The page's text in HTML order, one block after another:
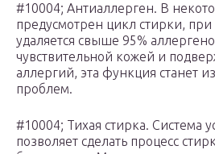
#10004; Антиаллерген. В
предусмотрен цикл стирки,
удаляется свыше 95%
чувствительной кожей и
аллергий, эта функция станет
проблем.
#10004; Тихая стирка. Система
позволяет сделать процесс